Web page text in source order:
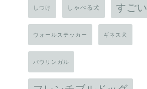
しつけ しゃべる犬 すごい
ウォールステッカー ギネス犬
バウリンガル